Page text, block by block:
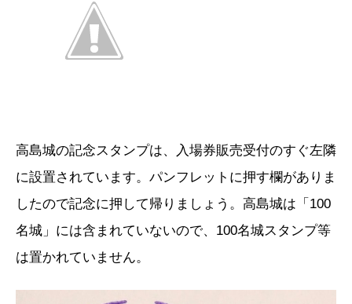
高島城の記念スタンプは、入場券販売受付のすぐ左隣
に設置されています。パンフレットに押す欄がありま
したので記念に押して帰りましょう。高島城は「100
名城」には含まれていないので、100名城スタンプ等
は置かれていません。